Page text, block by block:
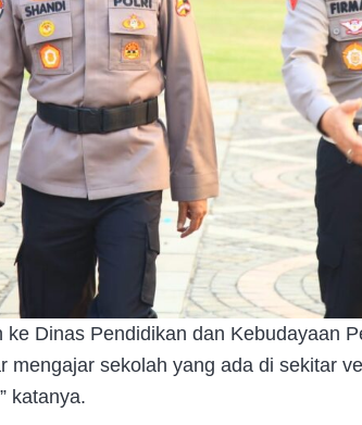
ke Dinas Pendidikan dan Kebudayaan
mengajar sekolah yang ada di sekitar
katanya.